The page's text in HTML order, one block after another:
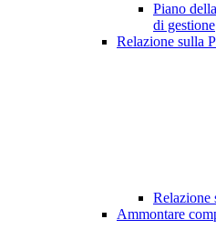
Piano
di gestione
Relazione sulla
Relazione
Ammontare